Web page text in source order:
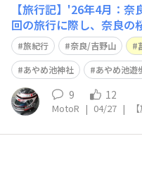
【旅行記】'26年4月：
回の旅行に際し、奈良の
ら穴場まで！春彩る奈良
のタイトルでhttps://
穴場スポットとして『あ
旅紀行 奈良/吉野山
あやめ池神社
あやめ池遊
9 12
MotoR | 04/27 |